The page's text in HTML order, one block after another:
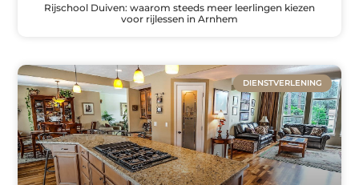
Rijschool Duiven: waarom steeds meer leerlingen kiezen
voor rijlessen in Arnhem
DIENSTVERLENING